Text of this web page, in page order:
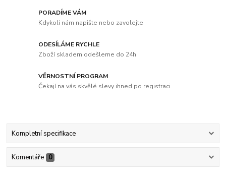
PORADÍME VÁM
Kdykoli nám napište nebo zavolejte
ODESÍLÁME RYCHLE
Zboží skladem odešleme do 24h
VĚRNOSTNÍ PROGRAM
Čekají na vás skvělé slevy ihned po registraci
Kompletní specifikace
Komentáře 0